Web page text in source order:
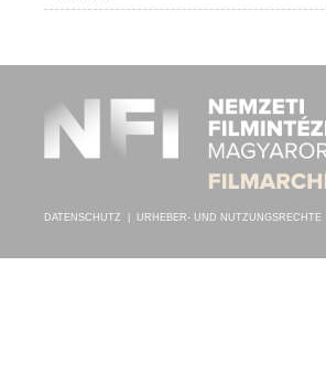
DATENSCHUTZ URHEBER- UND NUTZUNGSRECHTE